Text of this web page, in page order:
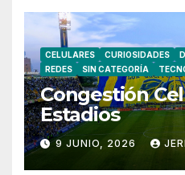
CELULARES CURIOSIDADES
REDES
SIN CATEGORÍA
Congestión
Estadios
9 JUNIO, 2026